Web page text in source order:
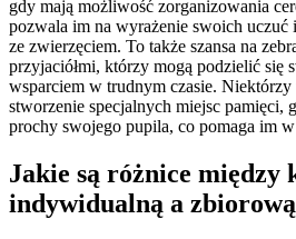
gdy mają możliwość zorganizowania
pozwala im na wyrażenie swoich uczuć
ze zwierzęciem. To także szansa na
przyjaciółmi, którzy mogą podzielić się
wsparciem w trudnym czasie. Niektórzy
stworzenie specjalnych miejsc pamięci,
prochy swojego pupila, co pomaga im
Jakie są różnice między
indywidualną a zbiorową